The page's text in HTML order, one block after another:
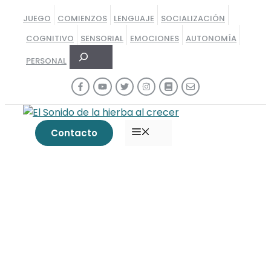
contenido
JUEGO COMIENZOS LENGUAJE
SOCIALIZACIÓN
COGNITIVO
SENSORIAL EMOCIONES AUTONOMÍA
PERSONAL
Buscar
Contacto